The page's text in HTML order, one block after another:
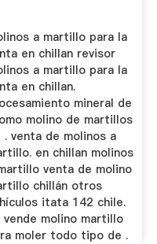
a martillo para la
en chillan revisor
a martillo para la
en chillan.
mineral de
molino de martillos
. venta de molinos a
en chillan molinos
venta de molino
chillán otros
itata 142 chile.
vende molino martillo
moler todo tipo de .